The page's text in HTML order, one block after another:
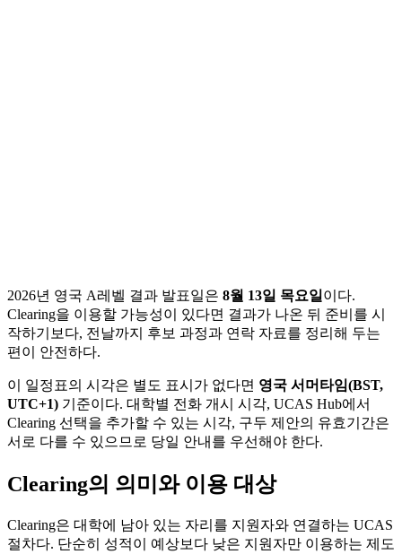
2026년 영국 A레벨 결과 발표일은 8월 13일 목요일 이다.
Clearing을 이용할 가능성이 있다면 결과가 나온 뒤 준비를 시
작하기보다, 전날까지 후보 과정과 연락 자료를 정리해 두는
편이 안전하다.
이 일정표의 시각은 별도 표시가 없다면 영국 서머타임(BST,
UTC+1) 기준이다. 대학별 전화 개시 시각, UCAS Hub에서
Clearing 선택을 추가할 수 있는 시각, 구두 제안의 유효기간은
서로 다를 수 있으므로 당일 안내를 우선해야 한다.
Clearing의 의미와 이용 대상
Clearing은 대학에 남아 있는 자리를 지원자와 연결하는 UCAS
절차다. 단순히 성적이 예상보다 낮은 지원자만 이용하는 제도